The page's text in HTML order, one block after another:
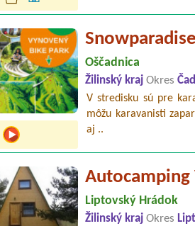
Oščadnica
Žilinský krajOkres
V stredisku sú pre
môžu karavanisti
aj ..
Autocamping
Liptovský Hrádok
Žilinský krajOkres